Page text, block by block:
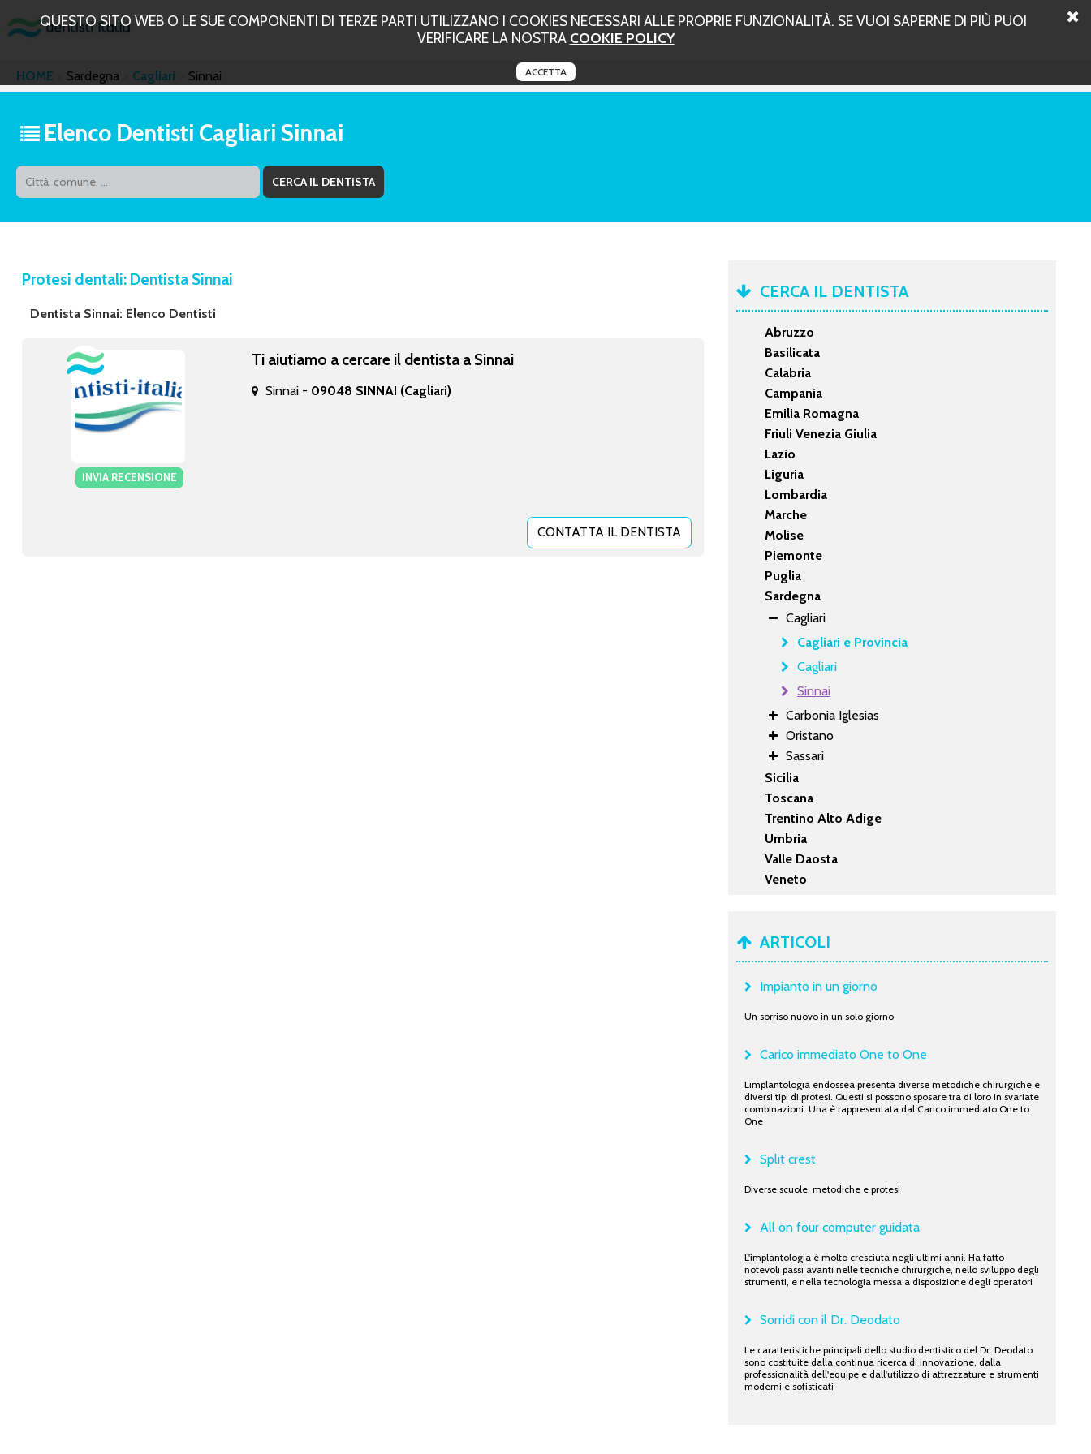
QUESTO SITO WEB O LE SUE COMPONENTI DI TERZE PARTI UTILIZZANO I COOKIES NECESSARI ALLE PROPRIE FUNZIONALITÀ. SE VUOI SAPERNE DI PIÙ PUOI
VERIFICARE LA NOSTRA COOKIE POLICY
ACCETTA
HOME Sardegna Cagliari Sinnai
Elenco Dentisti Cagliari Sinnai
Protesi dentali: Dentista Sinnai
Dentista Sinnai: Elenco Dentisti
INVIA RECENSIONE
Ti aiutiamo a cercare il dentista a Sinnai
Sinnai - 09048 SINNAI (Cagliari)
CONTATTA IL DENTISTA
CERCA IL DENTISTA
Abruzzo
Basilicata
Calabria
Campania
Emilia Romagna
Friuli Venezia Giulia
Lazio
Liguria
Lombardia
Marche
Molise
Piemonte
Puglia
Sardegna
Cagliari
Cagliari e Provincia
Cagliari
Sinnai
Carbonia Iglesias
Oristano
Sassari
Sicilia
Toscana
Trentino Alto Adige
Umbria
Valle Daosta
Veneto
ARTICOLI
Impianto in un giorno
Un sorriso nuovo in un solo giorno
Carico immediato One to One
Limplantologia endossea presenta diverse metodiche chirurgiche e
diversi tipi di protesi. Questi si possono sposare tra di loro in svariate
combinazioni. Una è rappresentata dal Carico immediato One to
One
Split crest
Diverse scuole, metodiche e protesi
All on four computer guidata
L'implantologia è molto cresciuta negli ultimi anni. Ha fatto
notevoli passi avanti nelle tecniche chirurgiche, nello sviluppo degli
strumenti, e nella tecnologia messa a disposizione degli operatori
Sorridi con il Dr. Deodato
Le caratteristiche principali dello studio dentistico del Dr. Deodato
sono costituite dalla continua ricerca di innovazione, dalla
professionalità dell'equipe e dall'utilizzo di attrezzature e strumenti
moderni e sofisticati